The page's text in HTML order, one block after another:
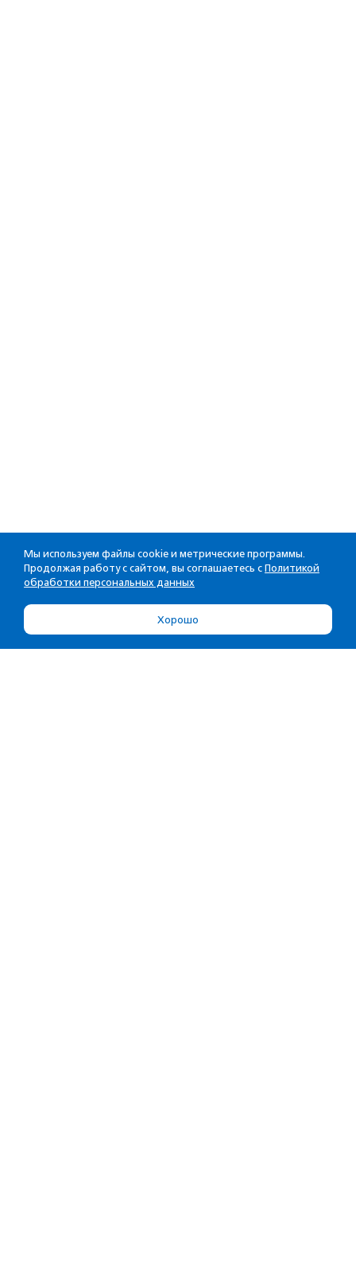
Мы используем файлы cookie и метрические программы.
Продолжая работу с сайтом, вы соглашаетесь с Политикой
обработки персональных данных
Хорошо